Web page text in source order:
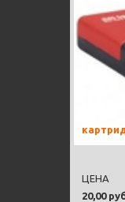
20,00
ЦЕНА